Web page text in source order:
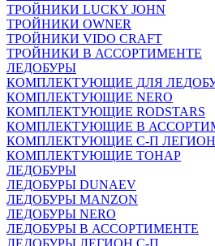
ТРОЙНИКИ LUCKY JOHN
ТРОЙНИКИ OWNER
ТРОЙНИКИ VIDO CRAFT
ТРОЙНИКИ В АССОРТИМЕНТЕ
ЛЕДОБУРЫ
КОМПЛЕКТУЮЩИЕ ДЛЯ
КОМПЛЕКТУЮЩИЕ NERO
КОМПЛЕКТУЮЩИЕ RODSTARS
КОМПЛЕКТУЮЩИЕ В
КОМПЛЕКТУЮЩИЕ С-П ЛЕГИОН
КОМПЛЕКТУЮЩИЕ ТОНАР
ЛЕДОБУРЫ
ЛЕДОБУРЫ DUNAEV
ЛЕДОБУРЫ MANZON
ЛЕДОБУРЫ NERO
ЛЕДОБУРЫ В АССОРТИМЕНТЕ
ЛЕДОБУРЫ ЛЕГИОН С-П